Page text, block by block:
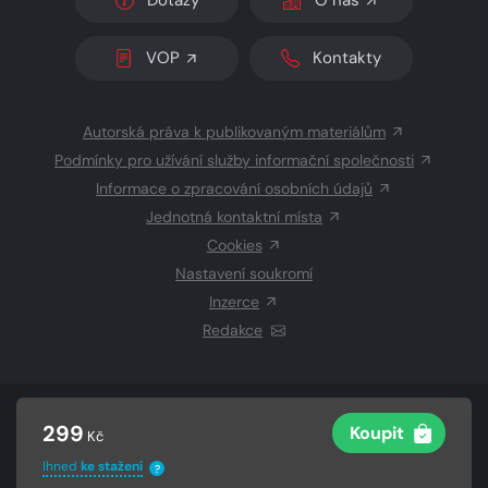
299 Kč Koupit
Ihned ke stažení ?
VOP Kontakty
Autorská práva k publikovaným materiálům
Podmínky pro užívání služby informační společnosti
Informace o zpracování osobních údajů
Jednotná kontaktní místa
Cookies
Nastavení soukromí
Inzerce
Redakce
CZECH NEWS CENTER a.s.a dodavatelé
Vysázeno